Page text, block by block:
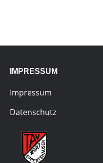
IMPRESSUM
Impressum
Datenschutz